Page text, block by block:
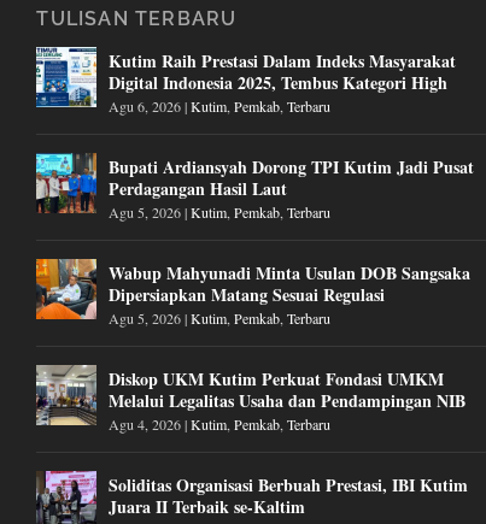
TULISAN TERBARU
Kutim Raih Prestasi Dalam Indeks Masyarakat
Digital Indonesia 2025, Tembus Kategori High
Agu 6, 2026|Kutim,Pemkab,Terbaru
Bupati Ardiansyah Dorong TPI Kutim Jadi Pusat
Perdagangan Hasil Laut
Agu 5, 2026|Kutim,Pemkab,Terbaru
Wabup Mahyunadi Minta Usulan DOB Sangsaka
Dipersiapkan Matang Sesuai Regulasi
Agu 5, 2026|Kutim,Pemkab,Terbaru
Diskop UKM Kutim Perkuat Fondasi UMKM
Melalui Legalitas Usaha dan Pendampingan NIB
Agu 4, 2026|Kutim,Pemkab,Terbaru
Soliditas Organisasi Berbuah Prestasi, IBI Kutim
Juara II Terbaik se-Kaltim